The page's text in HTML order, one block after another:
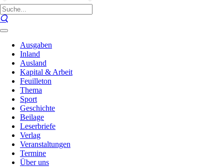
Ausgaben
Inland
Ausland
Kapital & Arbeit
Feuilleton
Thema
Sport
Geschichte
Beilage
Leserbriefe
Verlag
Veranstaltungen
Termine
Über uns